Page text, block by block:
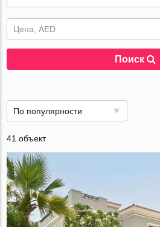
Цена, AED
Поиск
По популярности
41 объект